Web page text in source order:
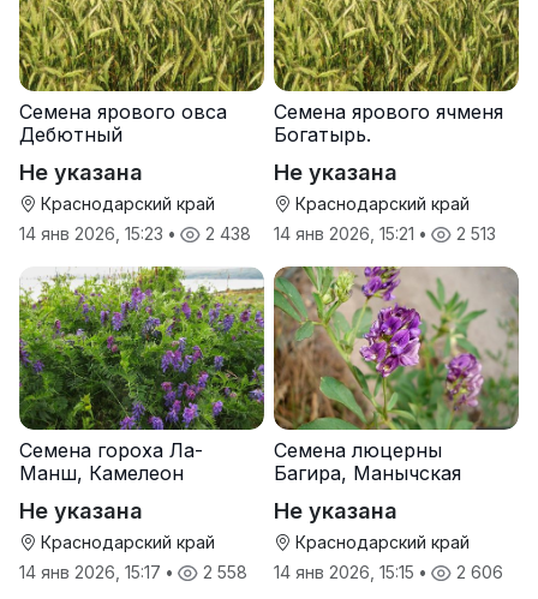
Семена ярового овса
Дебютный
Не указана
Краснодарский край
14 янв 2026, 15:23 • 2 438
Семена ярового ячменя
Богатырь.
Не указана
Краснодарский край
14 янв 2026, 15:21 • 2 513
Семена гороха Ла-
Манш, Камелеон
Не указана
Краснодарский край
14 янв 2026, 15:17 • 2 558
Семена люцерны
Багира, Манычская
Не указана
Краснодарский край
14 янв 2026, 15:15 • 2 606